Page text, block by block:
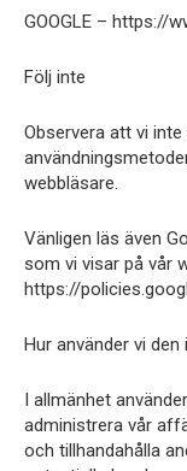
GOOGLE – https://
Följ inte
Observera att vi
webbläsare.
Vänligen läs även
som vi visar på vår
https://
Hur använder vi
I allmänhet
administrera vår
och tillhandahålla